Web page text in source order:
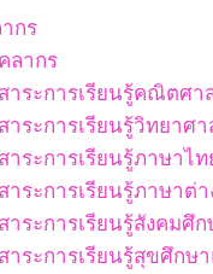
กร
ลากร
าระการเรียนรู้คณิตศา
าระการเรียนรู้วิทยาศ
าระการเรียนรู้ภาษาไท
าระการเรียนรู้ภาษาต่า
าระการเรียนรู้สังคม
าระการเรียนรู้สุขศึกษ